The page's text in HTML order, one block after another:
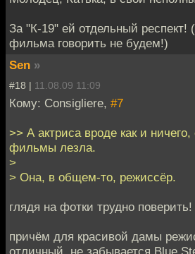
За "К-19" ей отдельный респект!
фильма говорить не будем!)
Sen »
#18 | 11.08.09 11:09
Кому: Consigliere, #7
>> А актриса вроде как и
фильмы лезла.
>
> Она, в общем-то, режиссёр.
глядя на фотки трудно поверить!
причём для красивой дамы
отличный. не забывается Blue